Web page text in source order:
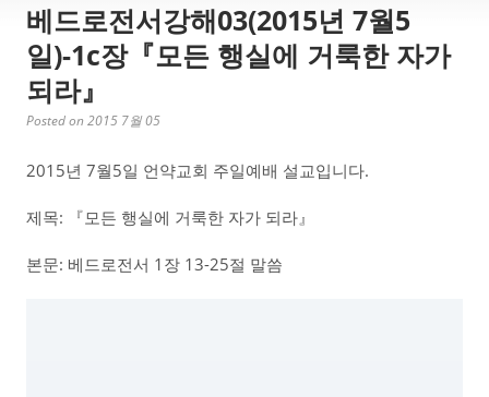
베드로전서강해03(2015년 7월5
일)-1c장『모든 행실에 거룩한 자가
되라』
Posted on 2015 7월 05
2015년 7월5일 언약교회 주일예배 설교입니다.
제목: 『모든 행실에 거룩한 자가 되라』
본문: 베드로전서 1장 13-25절 말씀